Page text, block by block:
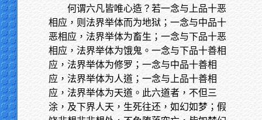
何谓六凡皆唯心造？若一念与上品十恶
相应，则法界举体而为地狱；一念与中品十
恶相应，法界举体为畜生；一念与下品十恶
相应，法界举体为饿鬼。一念与下品十善相
应，法界举体为修罗；一念与中品十善相
应，法界举体为人道；一念与上品十善相
应，法界举体为天道。此六道者，不但三
涂，及下界人天，生死往还，如幻如梦；假